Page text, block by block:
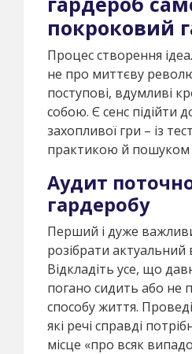
покроковий
Процес створення
не про миттєву
поступові, вдумливі
собою. Є сенс підійти
захопливої гри – із
практикою й пошуком
Аудит
гардеробу
Перший і дуже
розібрати актуальний
Відкладіть усе, що
погано сидить або не
способу життя.
які речі справді
місце «про всяк